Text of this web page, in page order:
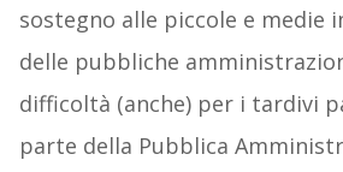
sostegno alle piccole e medie
delle pubbliche
difficoltà (anche) per i tardivi
parte della Pubblica